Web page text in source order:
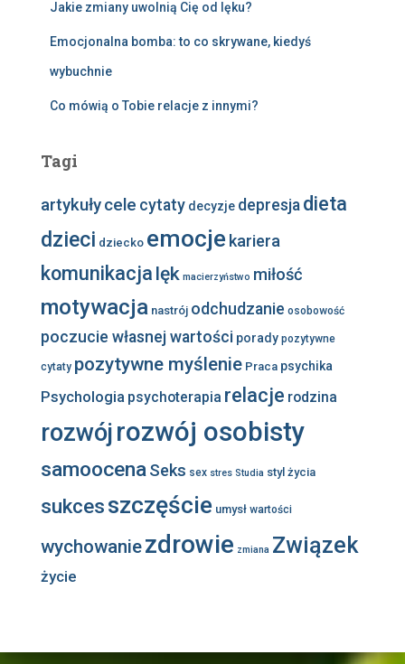
Jakie zmiany uwolnią Cię od lęku?
Emocjonalna bomba: to co skrywane, kiedyś
wybuchnie
Co mówią o Tobie relacje z innymi?
Tagi
artykułycele cytaty decyzje depresja dieta
dzieci dziecko emocje kariera
komunikacja lęk macierzyństwo miłość
motywacja nastrój odchudzanie osobowość
poczucie własnej wartości porady pozytywne
cytaty pozytywne myślenie Praca psychika
Psychologia psychoterapia relacje rodzina
rozwójrozwój osobisty
samoocenaSeks sex stres Studia styl życia
sukcesszczęście umysł wartości
wychowaniezdrowie zmiana Związek
życie